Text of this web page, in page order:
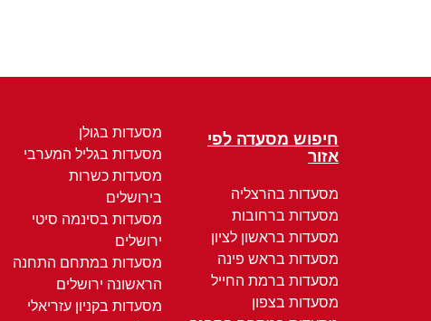
חיפוש מסעדה לפי
אזור
מסעדות בהרצליה
מסעדות ברחובות
מסעדות בראשון לציון
מסעדות בראש פינה
מסעדות ברמת החייל
מסעדות בצפון
מסעדות בגולן
מסעדות בגליל המערבי
מסעדות כשרות
בירושלים
מסעדות בסינמה סיטי
ירושלים
מסעדות במתחם התחנה
הראשונה ירושלים
מסעדות בקניון עזריאלי